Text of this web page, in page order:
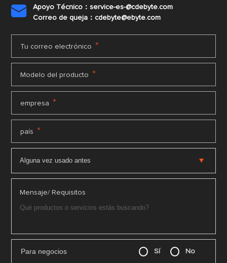

Apoyo Técnico：service-es-@cdebyte.com
Correo de queja：cdebyte@ebyte.com
Tu correo electrónico *
Modelo del producto *
empresa *
país *
Mensaje/ Requisitos
Para negocios Sí No